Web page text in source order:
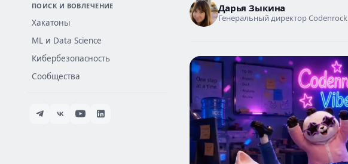
ПОИСК И ВОВЛЕЧЕНИЕ
Хакатоны
ML и Data Science
Кибербезопасность
Сообщества
Дарья Зыкина
Генеральный директор Codenrock